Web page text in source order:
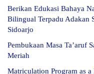
Berikan Edukasi Bahaya
Bilingual Terpadu Adakan
Sidoarjo
Pembukaan Masa Ta’aruf
Meriah
Matriculation Program as